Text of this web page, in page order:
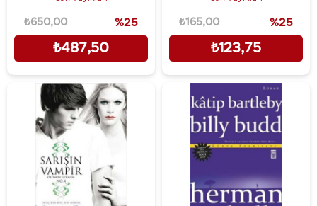
₺487,50
₺650,00 %25
₺123,75
₺165,00 %25